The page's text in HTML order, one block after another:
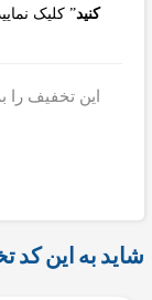
کنید” کلیک
این تخفیف را
شاید به این کد